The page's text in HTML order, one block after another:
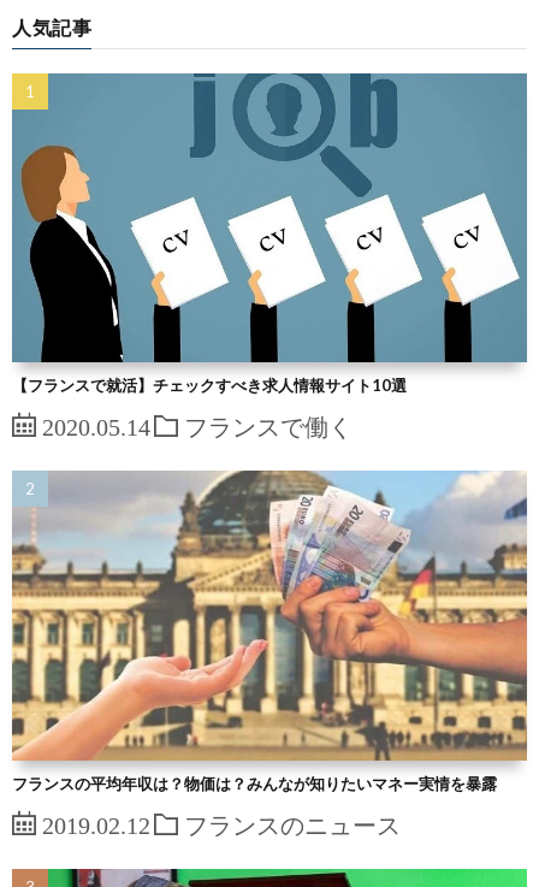
人気記事
【フランスで就活】チェックすべき求人情報サイト10選
2020.05.14 フランスで働く
フランスの平均年収は？物価は？みんなが知りたいマネー実情を暴露
2019.02.12 フランスのニュース